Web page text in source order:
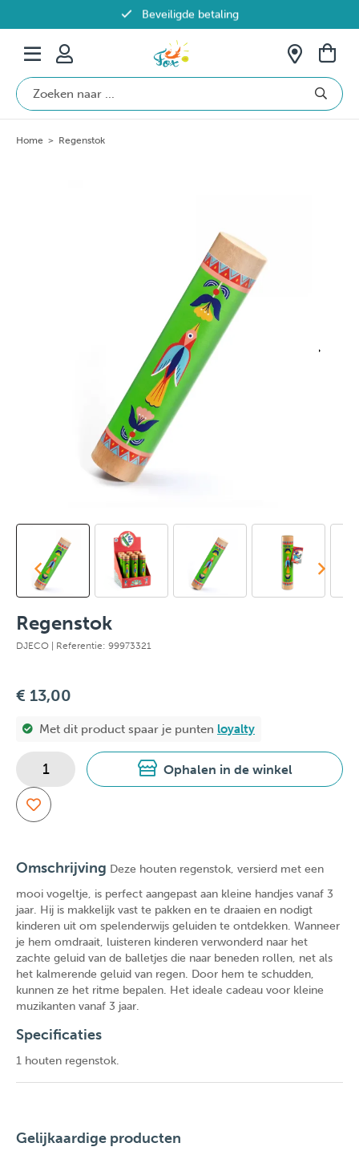
Beveiligde betaling
Gratis verzending vanaf €69 in België
Home > Regenstok
Regenstok
DJECO | Referentie: 99973321
€ 13,00
Met dit product spaar je punten loyalty
Ophalen in de winkel
Omschrijving Deze houten regenstok, versierd met een
mooi vogeltje, is perfect aangepast aan kleine handjes vanaf 3
jaar. Hij is makkelijk vast te pakken en te draaien en nodigt
kinderen uit om spelenderwijs geluiden te ontdekken. Wanneer
je hem omdraait, luisteren kinderen verwonderd naar het
zachte geluid van de balletjes die naar beneden rollen, net als
het kalmerende geluid van regen. Door hem te schudden,
kunnen ze het ritme bepalen. Het ideale cadeau voor kleine
muzikanten vanaf 3 jaar.
Specificaties
1 houten regenstok.
Gelijkaardige producten